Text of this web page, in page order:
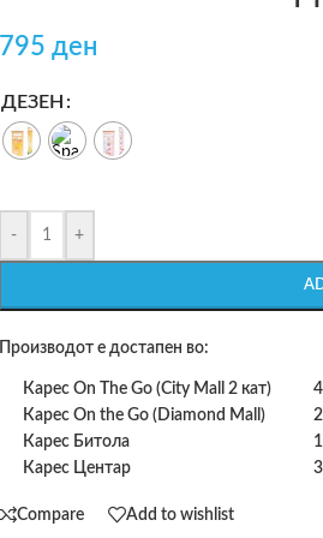
795 ден
ДЕЗЕН
- +
Производот е достапен во:
Карес On The Go (City Mall 2 кат)
4
Карес On the Go (Diamond Mall)
2
Карес Битола
1
Карес Центар
3
Compare Add to wishlist